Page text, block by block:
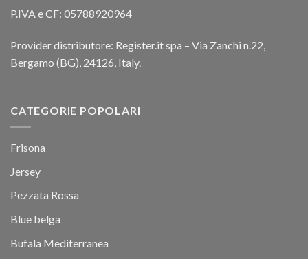
P.IVA e CF: 05788920964
Provider distributore: Register.it spa – Via Zanchi n.22,
Bergamo (BG), 24126, Italy.
CATEGORIE POPOLARI
Frisona
Jersey
Pezzata Rossa
Blue belga
Bufala Mediterranea